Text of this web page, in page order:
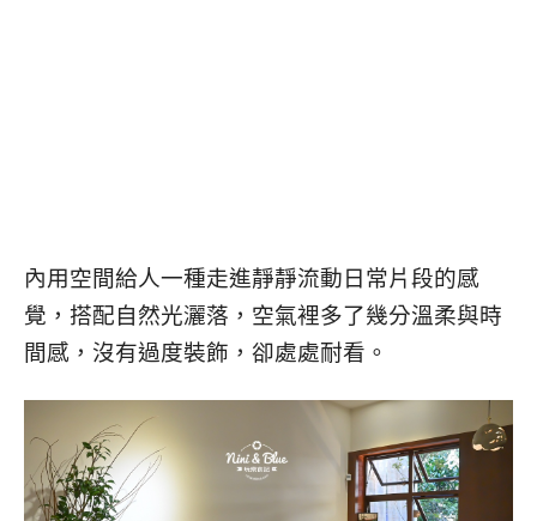
內用空間給人一種走進靜靜流動日常片段的感
覺，搭配自然光灑落，空氣裡多了幾分溫柔與時
間感，沒有過度裝飾，卻處處耐看。